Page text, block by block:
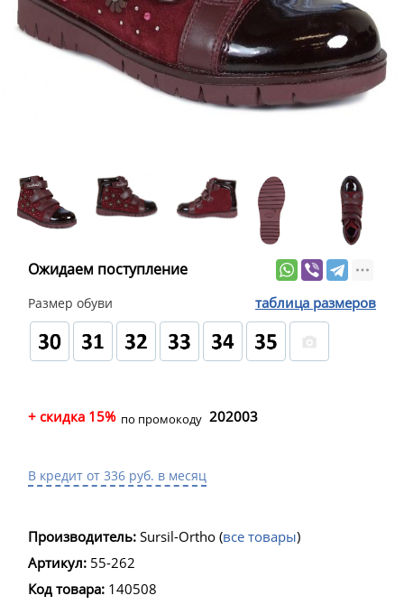
Ожидаем поступление
Размер обуви таблица размеров
+ скидка 15% по промокоду 202003
В кредит от 336 руб. в месяц
Производитель: Sursil-Ortho (все товары)
Артикул: 55-262
Код товара: 140508